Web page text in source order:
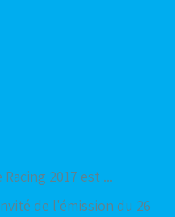
2017 est ...
de l'émission du 26